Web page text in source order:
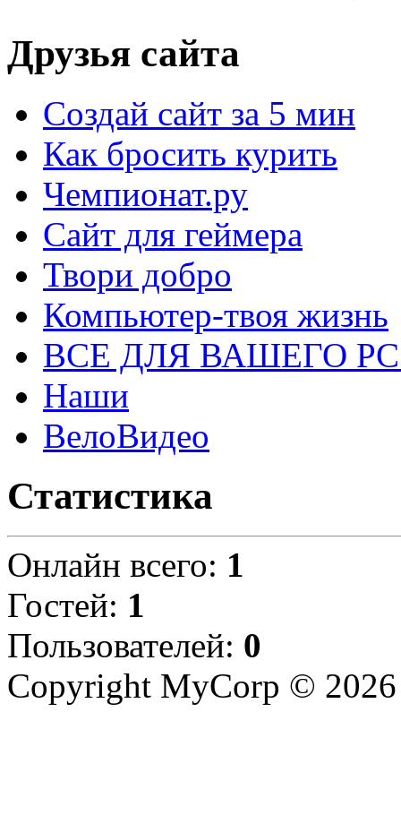
Друзья сайта
Создай сайт за 5 мин
Как бросить курить
Чемпионат.ру
Сайт для геймера
Твори добро
Компьютер-твоя жизнь
ВСЕ ДЛЯ ВАШЕГО
Наши
ВелоВидео
Статистика
Онлайн всего: 1
Гостей: 1
Пользователей: 0
Copyright MyCorp ©